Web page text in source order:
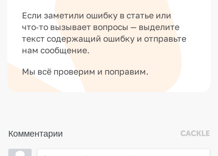
Если заметили ошибку в статье или
что‑то вызывает вопросы — выделите
текст содержащий ошибку и отправьте
нам сообщение.
Мы всё проверим и поправим.
Комментарии